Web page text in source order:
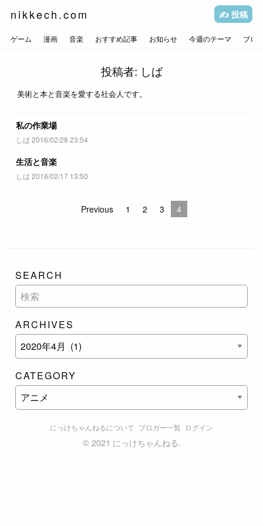
nikkech.com ✍️ 投稿
ゲーム 漫画 音楽 おすすめ記事 お知らせ 今週のテーマ ブロ
投稿者: しば
美術と本と音楽を愛する社会人です。
私の作業場
しば 2016/02/28 23:54
生活と音楽
しば 2016/02/17 13:50
Previous 1 2 3 4
SEARCH
ARCHIVES
CATEGORY
にっけちゃんねるについて ブロガー一覧 ログイン
© 2021 にっけちゃんねる.